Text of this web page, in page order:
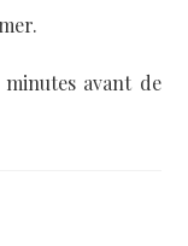
avant de